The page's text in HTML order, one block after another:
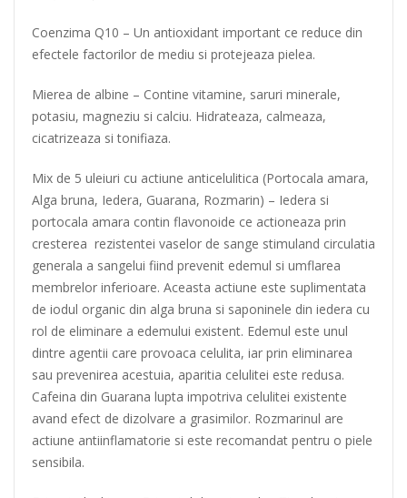
Coenzima Q10 – Un antioxidant important ce reduce din
efectele factorilor de mediu si protejeaza pielea.
Mierea de albine – Contine vitamine, saruri minerale,
potasiu, magneziu si calciu. Hidrateaza, calmeaza,
cicatrizeaza si tonifiaza.
Mix de 5 uleiuri cu actiune anticelulitica (Portocala amara,
Alga bruna, Iedera, Guarana, Rozmarin) – Iedera si
portocala amara contin flavonoide ce actioneaza prin
cresterea rezistentei vaselor de sange stimuland circulatia
generala a sangelui fiind prevenit edemul si umflarea
membrelor inferioare. Aceasta actiune este suplimentata
de iodul organic din alga bruna si saponinele din iedera cu
rol de eliminare a edemului existent. Edemul este unul
dintre agentii care provoaca celulita, iar prin eliminarea
sau prevenirea acestuia, aparitia celulitei este redusa.
Cafeina din Guarana lupta impotriva celulitei existente
avand efect de dizolvare a grasimilor. Rozmarinul are
actiune antiinflamatorie si este recomandat pentru o piele
sensibila.